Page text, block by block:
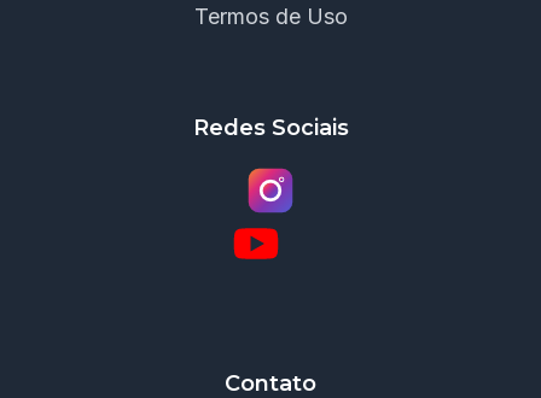
Termos de Uso
Redes Sociais
Contato